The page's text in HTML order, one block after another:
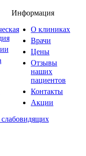
Информация
О клиниках
Врачи
Цены
Отзывы
наших
пациентов
Контакты
Акции
слабовидящих